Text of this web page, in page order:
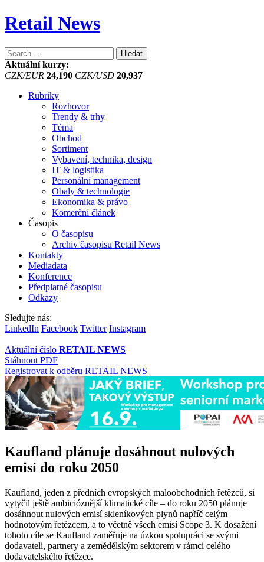
Retail News
Vyhledávání
Aktuální kurzy:
CZK/EUR 24,190 CZK/USD 20,937
Rubriky
Rozhovor
Trendy & trhy
Téma
Obchod
Sortiment
Vybavení, technika, design
IT & logistika
Personální management
Obaly & technologie
Ekonomika & právo
Komerční článek
Časopis
O časopisu
Archiv časopisu Retail News
Kontakty
Mediadata
Konference
Předplatné časopisu
Odkazy
Sledujte nás:
LinkedIn Facebook Twitter Instagram
Aktuální číslo RETAIL NEWS
Stáhnout PDF
Registrovat k odběru RETAIL NEWS
Kaufland plánuje dosáhnout nulových
emisí do roku 2050
Kaufland, jeden z předních evropských maloobchodních řetězců, si
vytyčil ještě ambicióznější klimatické cíle – do roku 2050 plánuje
dosáhnout nulových emisí skleníkových plynů napříč celým
hodnotovým řetězcem, a to včetně všech emisí Scope 3. K dosažení
tohoto cíle se Kaufland zaměřuje na úzkou spolupráci se svými
dodavateli, partnery a zemědělským sektorem v rámci celého
dodavatelského řetězce.